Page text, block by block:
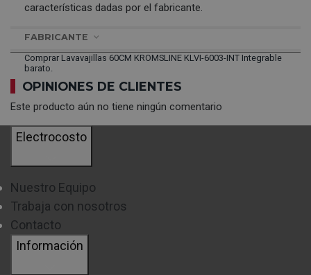
características dadas por el fabricante.
FABRICANTE
Comprar Lavavajillas 60CM KROMSLINE KLVI-6003-INT Integrable
barato.
OPINIONES DE CLIENTES
Este producto aún no tiene ningún comentario
Electrocosto
Nuestro Equipo
Trabaja con nosotros
Contacto
Información